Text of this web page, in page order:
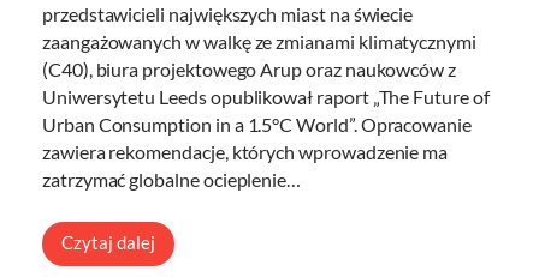
przedstawicieli największych miast na świecie
zaangażowanych w walkę ze zmianami klimatycznymi
(C40), biura projektowego Arup oraz naukowców z
Uniwersytetu Leeds opublikował raport „The Future of
Urban Consumption in a 1.5°C World”. Opracowanie
zawiera rekomendacje, których wprowadzenie ma
zatrzymać globalne ocieplenie…
Czytaj dalej